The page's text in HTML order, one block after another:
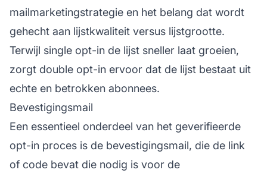
mailmarketingstrategie en het belang dat wordt
gehecht aan lijstkwaliteit versus lijstgrootte.
Terwijl single opt-in de lijst sneller laat groeien,
zorgt double opt-in ervoor dat de lijst bestaat uit
echte en betrokken abonnees.
Bevestigingsmail
Een essentieel onderdeel van het geverifieerde
opt-in proces is de bevestigingsmail, die de link
of code bevat die nodig is voor de